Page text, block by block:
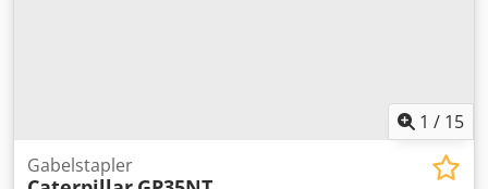
1 / 15
Gabelstapler